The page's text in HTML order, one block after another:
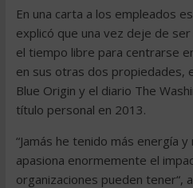
En una carta a los empleados
explicó que una vez deje de
el tiempo libre para centrarse
en sus otras dos propiedades,
Blue Origin y el diario The
título personal en 2013.
“Jamás he tenido más energía
apasiona enormemente el
organizaciones pueden tener“,